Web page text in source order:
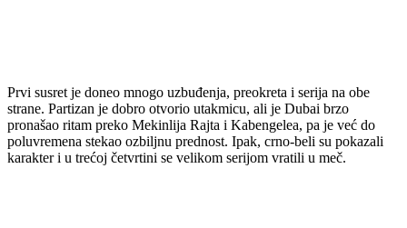
Prvi susret je doneo mnogo uzbuđenja, preokreta i serija na obe
strane. Partizan je dobro otvorio utakmicu, ali je Dubai brzo
pronašao ritam preko Mekinlija Rajta i Kabengelea, pa je već do
poluvremena stekao ozbiljnu prednost. Ipak, crno-beli su pokazali
karakter i u trećoj četvrtini se velikom serijom vratili u meč.